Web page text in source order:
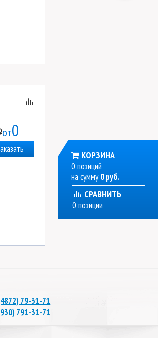
от0
79-31-71
791-31-71
КОРЗИНА
0 позиций
на сумму0 руб.
СРАВНИТЬ
0 позиции